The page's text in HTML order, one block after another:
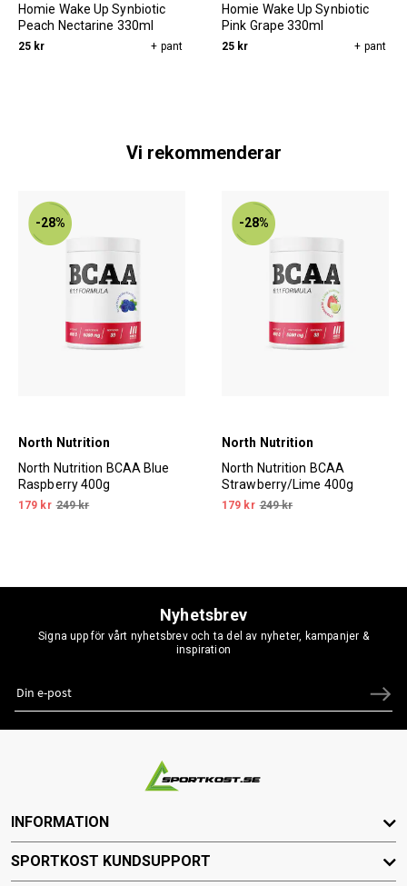
Homie Wake Up Synbiotic
Peach Nectarine 330ml
25 kr + pant
Homie Wake Up Synbiotic
Pink Grape 330ml
25 kr + pant
Vi rekommenderar
-28%
North Nutrition
North Nutrition BCAA Blue
Raspberry 400g
179 kr 249 kr
-28%
North Nutrition
North Nutrition BCAA
Strawberry/Lime 400g
179 kr 249 kr
Nyhetsbrev
Signa upp för vårt nyhetsbrev och ta del av nyheter, kampanjer &
inspiration
INFORMATION
SPORTKOST KUNDSUPPORT